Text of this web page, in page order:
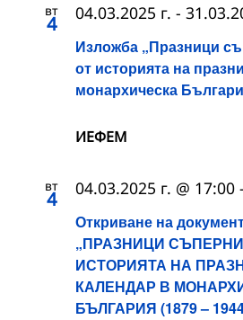
вт
4
Изложба „Празници
от историята на
монархическа
04.03.2025 г. -
ИЕФЕМ
вт
4
Откриване на
„ПРАЗНИЦИ
ИСТОРИЯТА НА
КАЛЕНДАР В
БЪЛГАРИЯ (1879 –
04.03.2025 г. @ 17:00 -